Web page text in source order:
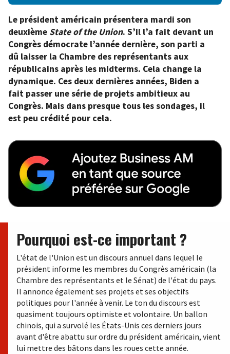
Le président américain présentera mardi son
deuxième State of the Union. S’il l’a fait devant un
Congrès démocrate l’année dernière, son parti a
dû laisser la Chambre des représentants aux
républicains après les midterms. Cela change la
dynamique. Ces deux dernières années, Biden a
fait passer une série de projets ambitieux au
Congrès. Mais dans presque tous les sondages, il
est peu crédité pour cela.
Pourquoi est-ce important ?
L'état de l'Union est un discours annuel dans lequel le
président informe les membres du Congrès américain (la
Chambre des représentants et le Sénat) de l'état du pays.
Il annonce également ses projets et ses objectifs
politiques pour l'année à venir. Le ton du discours est
quasiment toujours optimiste et volontaire. Un ballon
chinois, qui a survolé les États-Unis ces derniers jours
avant d'être abattu sur ordre du président américain, vient
lui mettre des bâtons dans les roues cette année.